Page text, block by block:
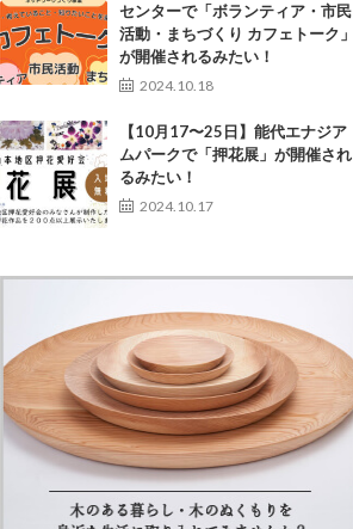
センターで「ボランティア・市民
活動・まちづくり カフェトーク」
が開催されるみたい！
2024.10.18
【10月17〜25日】能代エナジア
ムパークで「押花展」が開催され
るみたい！
2024.10.17